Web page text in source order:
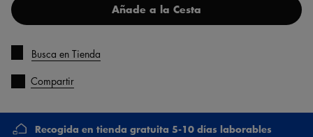
Añade a la Cesta
Busca en Tienda
Compartir
Recogida en tienda gratuita 5-10 días laborables